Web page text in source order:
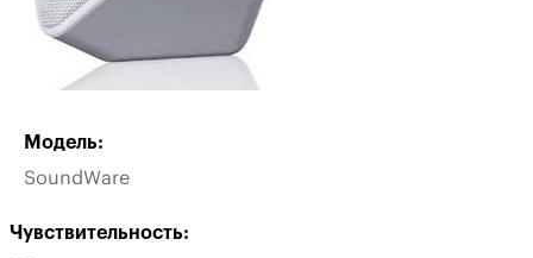
Модель:
SoundWare
Чувствительность: